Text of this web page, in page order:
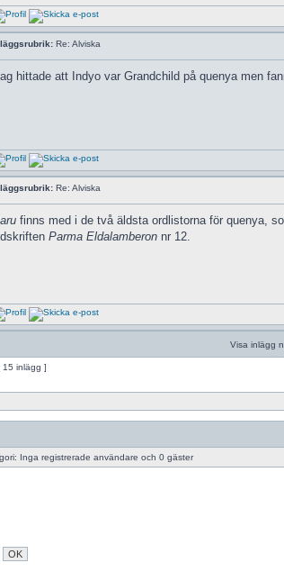
Re: Alviska
hittade att Indyo var Grandchild på quenya men
Re: Alviska
finns med i de två äldsta ordlistorna för quenya,
Parma Eldalamberon nr 12.
Visa inlägg
15 inlägg ]
Inga registrerade användare och 0 gäster